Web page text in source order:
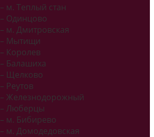
– м. Теплый стан
– Одинцово
– м. Дмитровская
– Мытищи
– Королев
– Балашиха
– Щелково
– Реутов
– Железнодорожный
– Люберцы
– м. Бибирево
– м. Домодедовская